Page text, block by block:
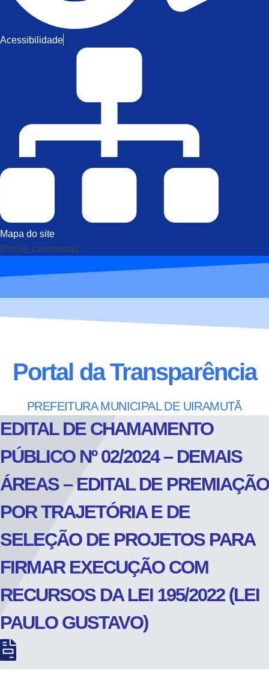
Acessibilidade
Mapa do site
[fonte_contraste]
Portal da Transparência
PREFEITURA MUNICIPAL DE UIRAMUTÃ
EDITAL DE CHAMAMENTO
PÚBLICO Nº 02/2024 – DEMAIS
ÁREAS – EDITAL DE PREMIAÇÃO
POR TRAJETÓRIA E DE
SELEÇÃO DE PROJETOS PARA
FIRMAR EXECUÇÃO COM
RECURSOS DA LEI 195/2022 (LEI
PAULO GUSTAVO)